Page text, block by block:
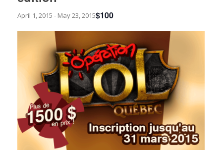
April 1, 2015 - May 23, 2015$100